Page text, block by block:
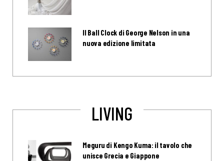
Il Ball Clock di George Nelson in una
nuova edizione limitata
LIVING
Meguru di Kengo Kuma: il tavolo che
unisce Grecia e Giappone